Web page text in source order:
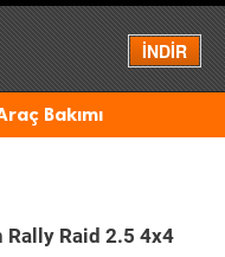
İNDİR
Menü
Bakımı
Rally Raid 2.5 4x4